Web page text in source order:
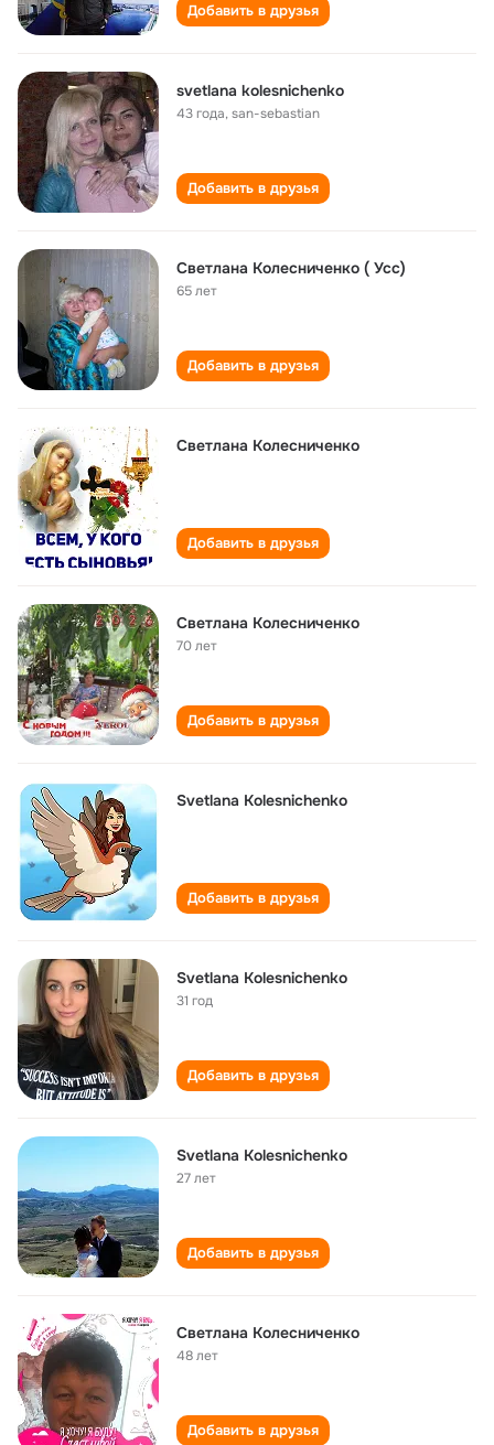
Добавить в друзья
svetlana kolesnichenko
43 года,san-sebastian
Добавить в друзья
Светлана Колесниченко ( Усс)
65 лет
Добавить в друзья
Светлана Колесниченко
Добавить в друзья
Светлана Колесниченко
70 лет
Добавить в друзья
Svetlana Kolesnichenko
Добавить в друзья
Svetlana Kolesnichenko
31 год
Добавить в друзья
Svetlana Kolesnichenko
27 лет
Добавить в друзья
Светлана Колесниченко
48 лет
Добавить в друзья